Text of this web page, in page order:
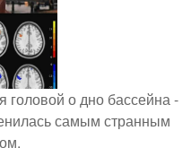
головой о дно бассейна -
самым странным